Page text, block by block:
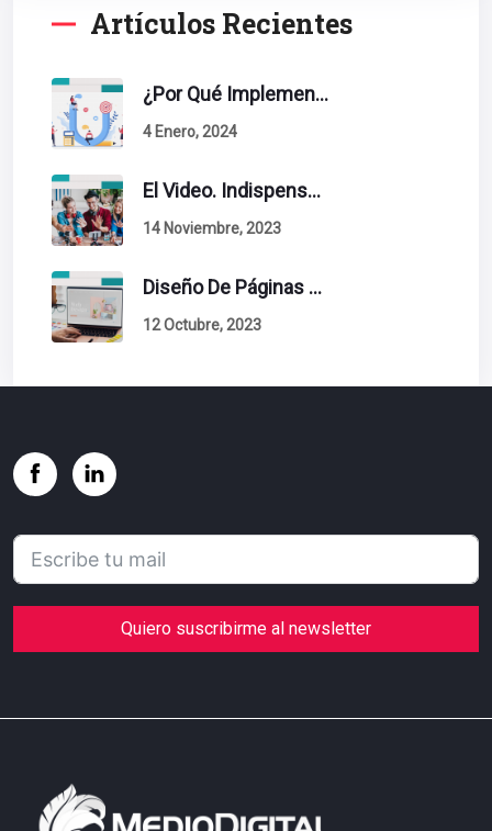
Artículos Recientes
¿Por Qué Implementar La Metodología Inbound Marketing En Tu Empresa?
4 Enero, 2024
El Video. Indispensable En Tu Estrategia De Contenidos.
14 Noviembre, 2023
Diseño De Páginas Web. Esto Debe Tener Un Sitio Exitoso.
12 Octubre, 2023
Quiero suscribirme al newsletter